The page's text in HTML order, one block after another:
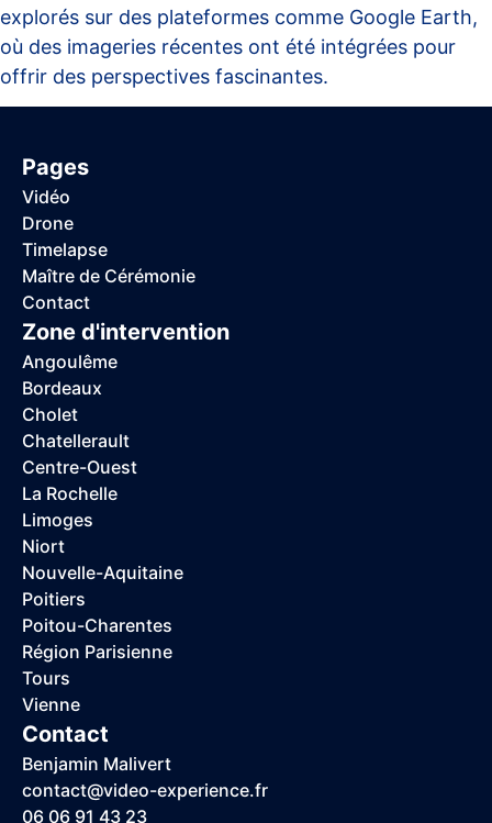
explorés sur des plateformes comme Google Earth,
où des imageries récentes ont été intégrées pour
offrir des perspectives fascinantes.
Pages
Vidéo
Drone
Timelapse
Maître de Cérémonie
Contact
Zone d'intervention
Angoulême
Bordeaux
Cholet
Chatellerault
Centre-Ouest
La Rochelle
Limoges
Niort
Nouvelle-Aquitaine
Poitiers
Poitou-Charentes
Région Parisienne
Tours
Vienne
Contact
Benjamin Malivert
contact@video-experience.fr
06 06 91 43 23